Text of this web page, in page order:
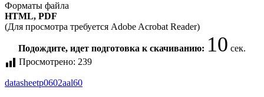
Форматы файла
HTML, PDF
(Для просмотра требуется Adobe Acrobat Reader)
Подождите, идет подготовка к скачиванию: 10 сек.
Просмотрено: 239
datasheetp0602aal60